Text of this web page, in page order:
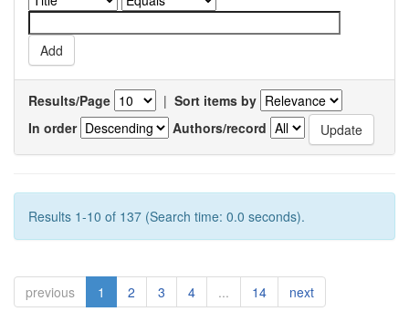
Results/Page | Sort items by
In order
Authors/record
Results 1-10 of 137 (Search time: 0.0 seconds).
previous 1 2 3 4 ... 14 next